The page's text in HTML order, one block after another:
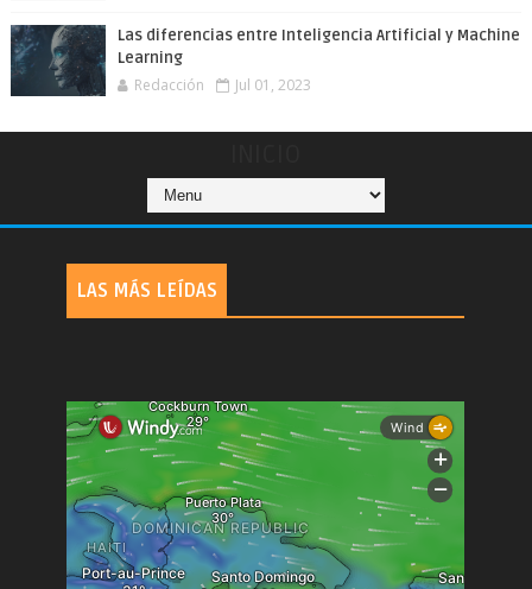
Las diferencias entre Inteligencia Artificial y Machine
Learning
Redacción Jul 01, 2023
LAS MÁS LEÍDAS